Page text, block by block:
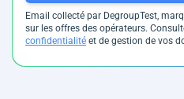
Email collecté par DegroupTest,
sur les offres des opérateurs.
confidentialité et de gestion de vos